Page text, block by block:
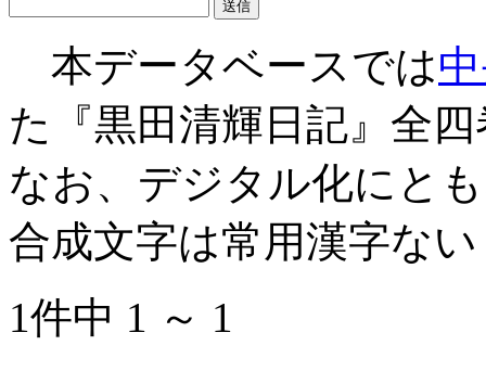
本データベースでは
た『黒田清輝日記』全
なお、デジタル化にと
合成文字は常用漢字な
1件中 1 ～ 1